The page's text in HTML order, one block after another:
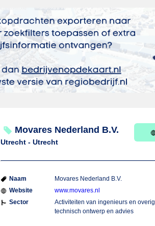
Movares Nederland B.V.
Utrecht - Utrecht
Naam
Movares Nederland B.V.
Website
www.movares.nl
Sector
Activiteiten van ingenieurs en overig
technisch ontwerp en advies